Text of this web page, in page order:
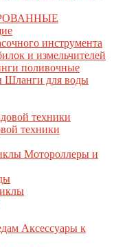
инструмента
и измельчителей
поливочные
Шланги для воды
техники
Мотороллеры и
Аксессуары к